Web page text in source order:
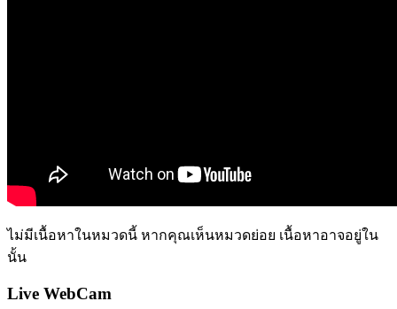
ไม่มีเนื้อหาในหมวดนี้ หากคุณเห็นหมวดย่อย เนื้อหาอาจอยู่ใน
นั้น
Live WebCam